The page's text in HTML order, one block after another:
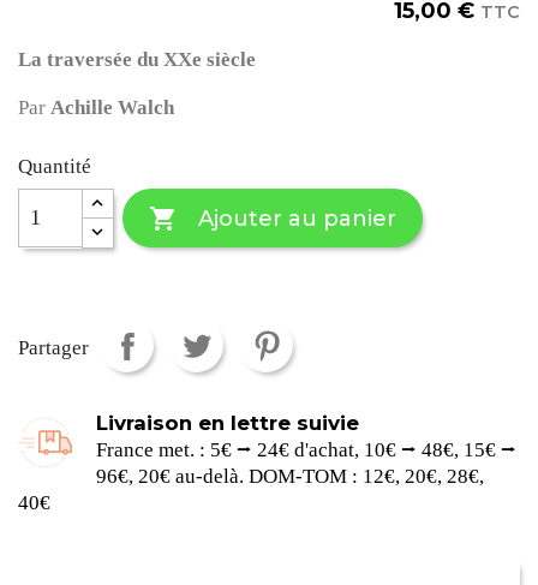
15,00 € TTC
La traversée du XXe siècle
Par Achille Walch
Quantité
 Ajouter au panier
Partager
Livraison en lettre suivie
France met. : 5€ ⭢ 24€ d'achat, 10€ ⭢ 48€, 15€ ⭢
96€, 20€ au-delà. DOM-TOM : 12€, 20€, 28€,
40€